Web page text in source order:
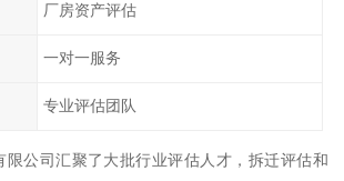
厂房资产评估
一对一服务
专业评估团队
限公司汇聚了大批行业评估人才，拆迁评估和